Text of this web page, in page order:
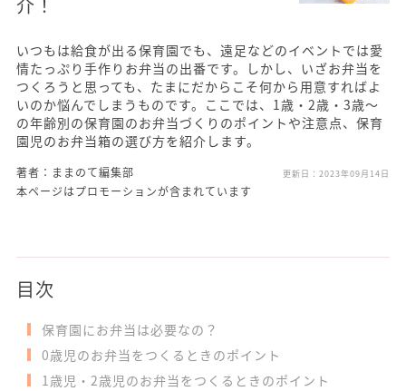
いつもは給食が出る保育園でも、遠足などのイベントでは愛
情たっぷり手作りお弁当の出番です。しかし、いざお弁当を
つくろうと思っても、たまにだからこそ何から用意すればよ
いのか悩んでしまうものです。ここでは、1歳・2歳・3歳～
の年齢別の保育園のお弁当づくりのポイントや注意点、保育
園児のお弁当箱の選び方を紹介します。
著者：ままのて編集部 更新日： 2023年09月14日
本ページはプロモーションが含まれています
目次
保育園にお弁当は必要なの？
0歳児のお弁当をつくるときのポイント
1歳児・2歳児のお弁当をつくるときのポイント